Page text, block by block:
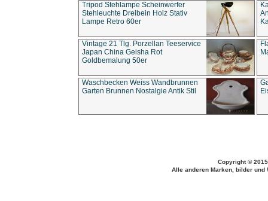
Tripod Stehlampe Scheinwerfer
Stehleuchte Dreibein Holz Stativ
Lampe Retro 60er
Vintage 21 Tlg. Porzellan Teeservice
Japan China Geisha Rot
Goldbemalung 50er
Waschbecken Weiss Wandbrunnen
Garten Brunnen Nostalgie Antik Stil
Copyright ©
Alle anderen Marken, bilder und